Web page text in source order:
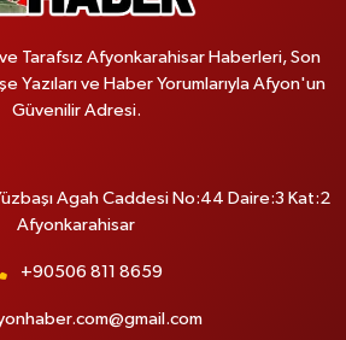
Tarafsız Afyonkarahisar Haberleri, Son
Yazıları ve Haber Yorumlarıyla Afyon'un
Güvenilir Adresi.
Agah Caddesi No:44 Daire:3 Kat:2
Afyonkarahisar
+90506 811 8659